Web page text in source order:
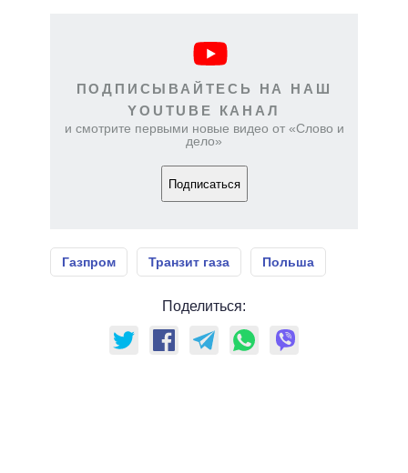
ПОДПИСЫВАЙТЕСЬ НА НАШ
YOUTUBE КАНАЛ
и смотрите первыми новые видео от «Слово и
дело»
Подписаться
Газпром Транзит газа Польша
Поделиться: